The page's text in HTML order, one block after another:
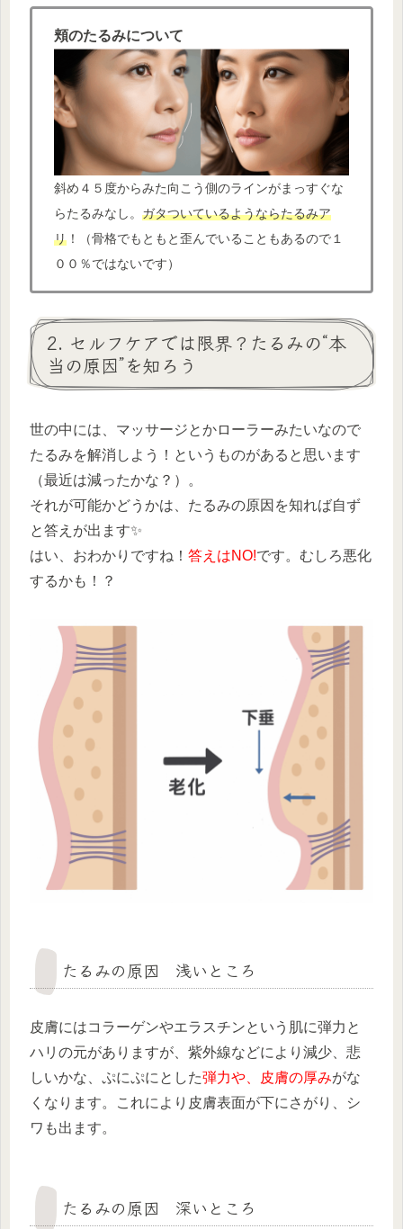
頬のたるみについて
斜め４５度からみた向こう側のラインがまっすぐな
らたるみなし。 ガタついているようならたるみア
リ ！（骨格でもともと歪んでいることもあるので１
００％ではないです）
2. セルフケアでは限界？たるみの“本
当の原因”を知ろう
世の中には、マッサージとかローラーみたいなので
たるみを解消しよう！というものがあると思います
（最近は減ったかな？）。
それが可能かどうかは、たるみの原因を知れば自ず
と答えが出ます✨️
はい、おわかりですね！ 答えはNO!です。むしろ悪化
するかも！？
たるみの原因 浅いところ
皮膚にはコラーゲンやエラスチンという肌に弾力と
ハリの元がありますが、紫外線などにより減少、悲
しいかな、ぷにぷにとした弾力や、皮膚の厚みがな
くなります。これにより皮膚表面が下にさがり、シ
ワも出ます。
たるみの原因 深いところ